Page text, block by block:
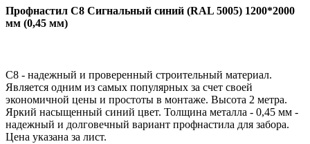
Профнастил С8 Сигнальный синий (RAL 5005) 1200*2000
мм (0,45 мм)
С8 - надежный и проверенный строительный материал.
Является одним из самых популярных за счет своей
экономичной цены и простоты в монтаже. Высота 2 метра.
Яркий насыщенный синий цвет. Толщина металла - 0,45 мм -
надежный и долговечный вариант профнастила для забора.
Цена указана за лист.